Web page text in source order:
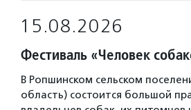
15.08.2026
Фестиваль «Человек
В Ропшинском сельском
область) состоится большой